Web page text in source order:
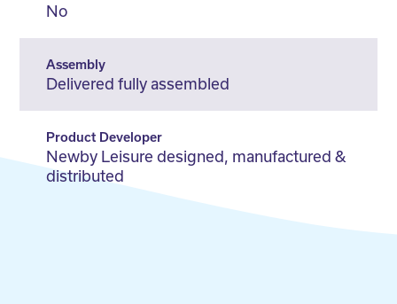
No
Assembly
Delivered fully assembled
Product Developer
Newby Leisure designed, manufactured &
distributed